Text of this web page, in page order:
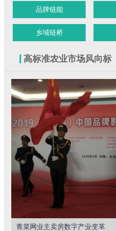
品牌链能
乡域链桥
高标准农业市场风向标
青菜网业主卖房数字产业变革